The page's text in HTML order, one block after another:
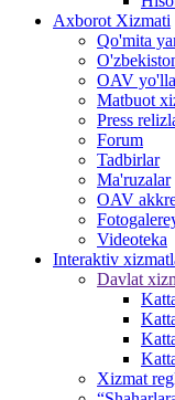
Аxborot Xizmati
Qo'mita
OAV
Matbuot
Press
Forum
Tadbirlar
Ma'ruzalar
OAV
Videoteka
Interaktiv
Davlat
Xizmat